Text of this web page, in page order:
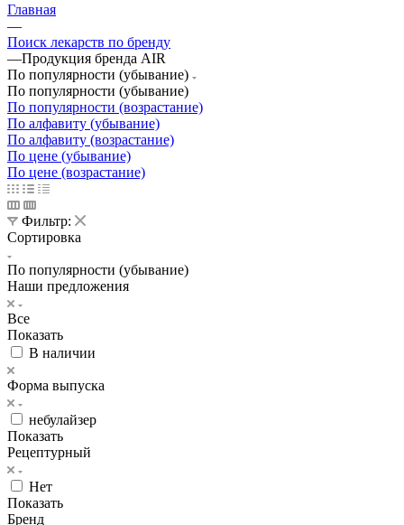
Главная
—
Поиск лекарств по бренду
—Продукция бренда AIR
По популярности (убывание)
По популярности (убывание)
По популярности (возрастание)
По алфавиту (убывание)
По алфавиту (возрастание)
По цене (убывание)
По цене (возрастание)
Фильтр:
Сортировка
По популярности (убывание)
Наши предложения
Все
Показать
В наличии
Форма выпуска
небулайзер
Показать
Рецептурный
Нет
Показать
Бренд